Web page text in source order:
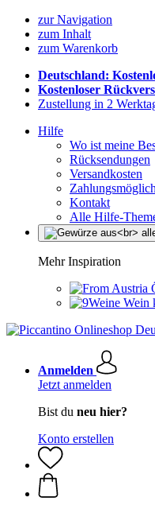
zur Navigation
zum Inhalt
zum Warenkorb
Deutschland:
Kostenloser
Zustellung in 2
Hilfe
Wo ist meine
Rücksendungen
Versandkosten
Kontakt
Alle Hilfe-
Mehr Inspiration
Wein
Anmelden
Jetzt anmelden
Bist du neu hier?
Konto erstellen